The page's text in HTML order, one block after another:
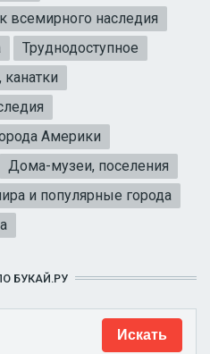
всемирного наследия
Труднодоступное
Америки
Дома-музеи, поселения
и популярные города
БУКАЙ.РУ